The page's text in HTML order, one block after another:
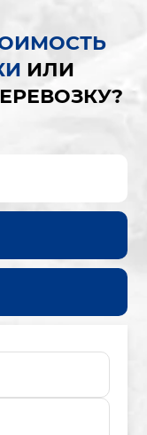
ИЛИ